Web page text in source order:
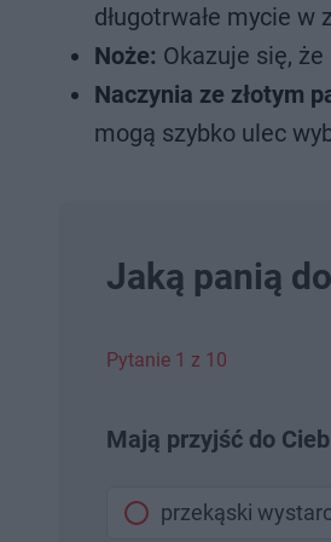
długotrwałe mycie
Noże: Okazuje się,
Naczynia ze złotym
mogą szybko ulec
Jaką panią
Pytanie 1 z 10
Mają przyjść do
przekąski